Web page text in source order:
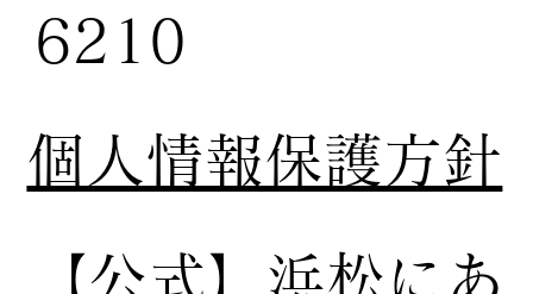
6210
個人情報保護方針
【公式】 浜松にあ